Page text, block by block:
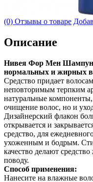
(0) Отзывы о товаре
Описание
Нивея Фор Мен
нормальных и жирных
Средство придает
неповторимым терпким
натуральные
очищение волос, но и
Дизайнерский флакон
открывается и
средство, для
ухоженным и бодрым.
качество делают
поводу.
Способ применения:
Нанесите на влажные